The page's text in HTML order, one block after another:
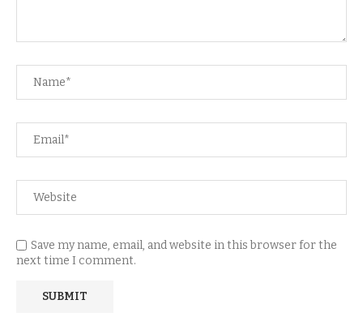
Save my name, email, and website in this browser for the
next time I comment.